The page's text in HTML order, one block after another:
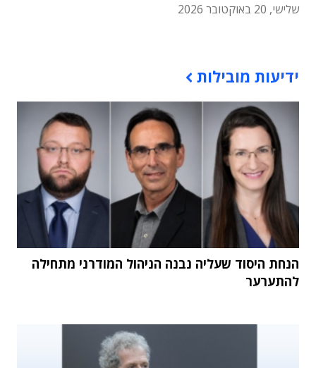
שלישי, 20 באוקטובר 2026
ידיעות מובילות
הנחת היסוד שעליה נבנה הניהול המודרני מתחילה
להתערער